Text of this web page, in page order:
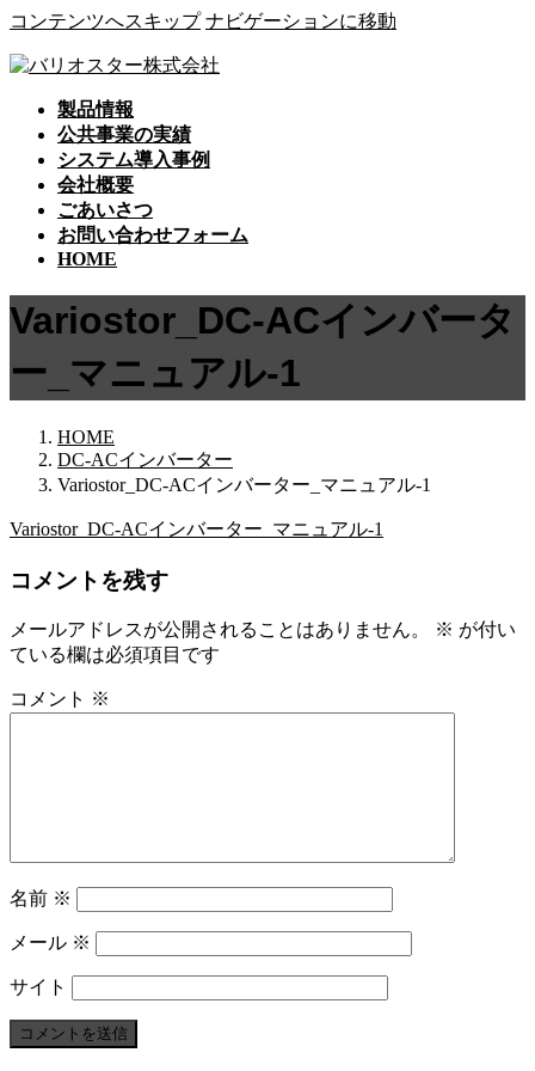
コンテンツへスキップ ナビゲーションに移動
製品情報
公共事業の実績
システム導入事例
会社概要
ごあいさつ
お問い合わせフォーム
HOME
Variostor_DC-ACインバータ
ー_マニュアル-1
HOME
DC-ACインバーター
Variostor_DC-ACインバーター_マニュアル-1
Variostor_DC-ACインバーター_マニュアル-1
コメントを残す
メールアドレスが公開されることはありません。 ※ が付い
ている欄は必須項目です
コメント ※
名前 ※
メール ※
サイト